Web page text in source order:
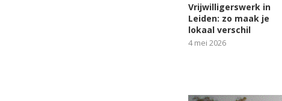
Vrijwilligerswerk in
Leiden: zo maak je
lokaal verschil
4 mei 2026